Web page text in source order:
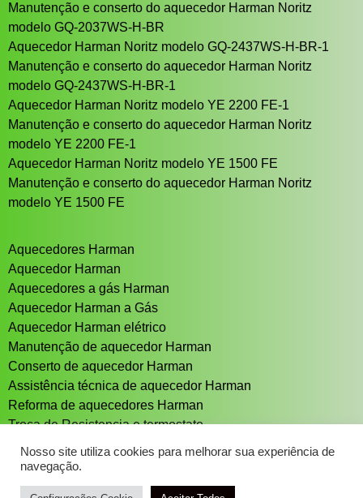
Manutenção e conserto do aquecedor Harman Noritz
modelo GQ-2037WS-H-BR
Aquecedor Harman Noritz modelo GQ-2437WS-H-BR-1
Manutenção e conserto do aquecedor Harman Noritz
modelo GQ-2437WS-H-BR-1
Aquecedor Harman Noritz modelo YE 2200 FE-1
Manutenção e conserto do aquecedor Harman Noritz
modelo YE 2200 FE-1
Aquecedor Harman Noritz modelo YE 1500 FE
Manutenção e conserto do aquecedor Harman Noritz
modelo YE 1500 FE
Aquecedores Harman
Aquecedor Harman
Aquecedores a gás Harman
Aquecedor Harman a Gás
Aquecedor Harman elétrico
Manutenção de aquecedor Harman
Conserto de aquecedor Harman
Assistência técnica de aquecedor Harman
Reforma de aquecedores Harman
Troca de Resistencia e termostato
Aquecedor solar Sistema de aquecimento solar
Nosso site utiliza cookies para melhorar sua experiência de
navegação.